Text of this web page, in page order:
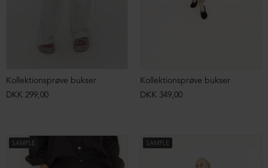
Kollektionsprøve bukser
DKK 299,00
Kollektionsprøve bukser
DKK 349,00
SAMPLE SAMPLE